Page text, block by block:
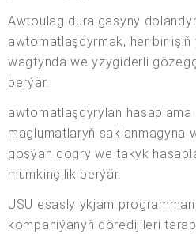
Awtoulag duralgasyny
awtomatlaşdyrmak, her bir
wagtynda we yzygiderli
berýär.
awtomatlaşdyrylan hasaplama
maglumatlaryň saklanmagyna
goşýan dogry we takyk
mümkinçilik berýär.
USU esasly ykjam
kompaniýanyň döredijileri